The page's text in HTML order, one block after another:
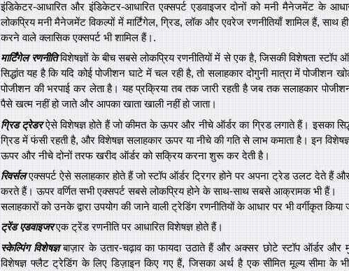
इंडिकेटर-आधारित और इंडिकेटर-आधारित एक्सपर्ट एडवाइजर दोनों को मनी मैनेजमेंट के
लोकप्रिय मनी मैनेजमेंट विकल्पों में मार्टिंगेल, ग्रिड, लॉक और एवरेज रणनीतियाँ शामिल हैं, साथ
करने वाले क्लासिक एक्सपर्ट भी शामिल हैं।.
मार्टिंगेल रणनीतिविशेषज्ञों के बीच सबसे लोकप्रिय रणनीतियों में से एक है, जिसकी विशेषता स्टॉप
सिद्धांत यह है कि यदि कोई पोजीशन घाटे में चल रही है, तो सलाहकार दोगुनी मात्रा में पोजीशन
पोजीशन की भरपाई कर लेता है। यह प्रक्रिया तब तक जारी रहती है जब तक सलाहकार
पैसे खत्म नहीं हो जाते और आपका खाता खाली नहीं हो जाता।
ग्रिड ट्रेडरऐसे विशेषज्ञ होते हैं जो कीमत के ऊपर और नीचे ऑर्डर का ग्रिड लगाते हैं। इसका
ग्रिड में फंसी रहती है, और विशेषज्ञ सलाहकार ऊपर या नीचे की गति से लाभ कमाता है। इन
ऊपर और नीचे दोनों तरफ खरीद ऑर्डर को सक्रिय करना शुरू कर देती है।
रिवर्सलएक्सपर्ट ऐसे सलाहकार होते हैं जो स्टॉप ऑर्डर ट्रिगर होने पर अपना ट्रेड उलट देते हैं
करते हैं। ऊपर वर्णित सभी एक्सपर्ट सबसे लोकप्रिय होने के साथ-साथ सबसे आक्रामक भी हैं।
सलाहकारों को उनके द्वारा उपयोग की जाने वाली ट्रेडिंग रणनीतियों के आधार पर भी वर्गीकृत किया
ट्रेंड एडवाइजरएक ट्रेंड रणनीति पर आधारित विशेषज्ञ होते हैं।
स्केल्पिंग विशेषज्ञबाज़ार के उतार-चढ़ाव का फायदा उठाते हैं और अक्सर छोटे स्टॉप ऑर्डर
विशेषज्ञ फ्लैट ट्रेडिंग के लिए डिज़ाइन किए गए हैं, जिसका अर्थ है एक सीमित मूल्य सीमा के